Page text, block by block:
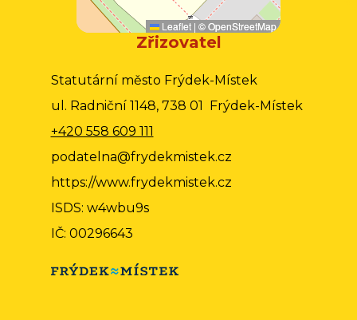
Leaflet | ©OpenStreetMap
Zřizovatel
Statutární město Frýdek-Místek
ul. Radniční 1148, 738 01 Frýdek-Místek
+420 558 609 111
podatelna@frydekmistek.cz
https://www.frydekmistek.cz
ISDS: w4wbu9s
IČ: 00296643